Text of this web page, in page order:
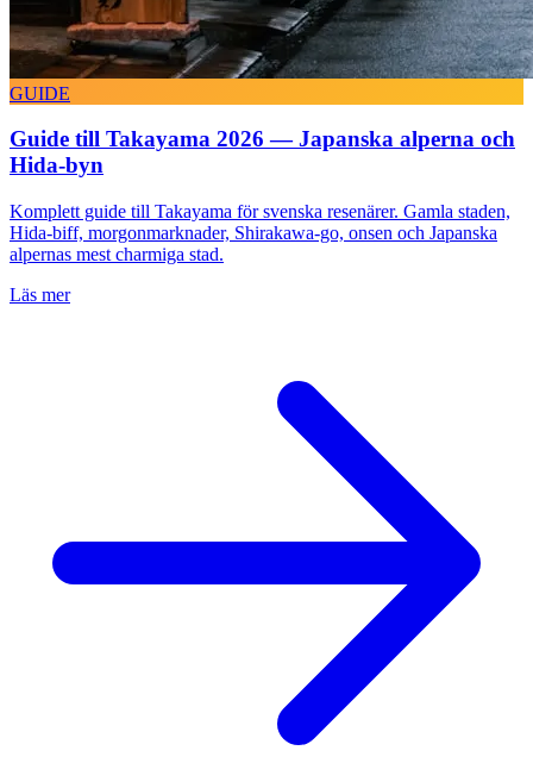
GUIDE
Guide till Takayama 2026 — Japanska alperna och
Hida-byn
Komplett guide till Takayama för svenska resenärer. Gamla staden,
Hida-biff, morgonmarknader, Shirakawa-go, onsen och Japanska
alpernas mest charmiga stad.
Läs mer